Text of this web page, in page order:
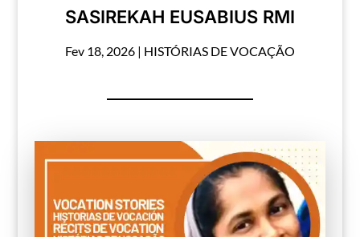
SASIREKAH EUSABIUS RMI
Fev 18, 2026| HISTÓRIAS DE VOCAÇÃO